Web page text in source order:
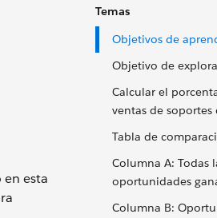
Temas
Objetivos de
Objetivo de
Calcular el
ventas de soportes
Tabla de
Columna A: Todas
oportunidades
Columna B:
esta